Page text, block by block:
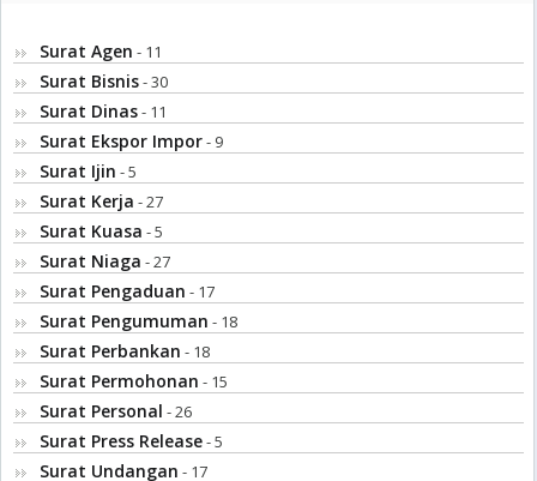
Surat Agen - 11
Surat Bisnis- 30
Surat Dinas- 11
Surat Ekspor Impor- 9
Surat Ijin - 5
Surat Kerja - 27
Surat Kuasa - 5
Surat Niaga - 27
Surat Pengaduan - 17
Surat Pengumuman - 18
Surat Perbankan - 18
Surat Permohonan - 15
Surat Personal - 26
Surat Press Release- 5
Surat Undangan - 17